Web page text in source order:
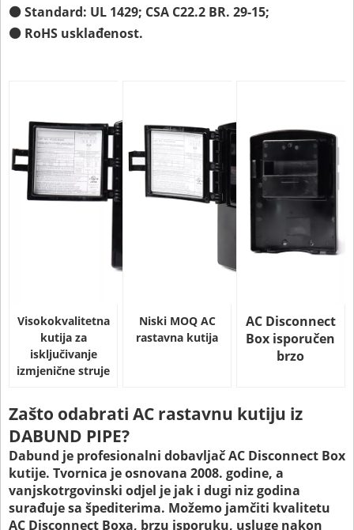
⚫ Standard: UL 1429; CSA C22.2 BR. 29-15;
⚫ RoHS usklađenost.
Visokokvalitetna
kutija za
isključivanje
izmjenične struje
Niski MOQ AC
rastavna kutija
AC Disconnect
Box isporučen
brzo
Zašto odabrati AC rastavnu kutiju iz
DABUND PIPE?
Dabund je profesionalni dobavljač AC Disconnect Box
kutije. Tvornica je osnovana 2008. godine, a
vanjskotrgovinski odjel je jak i dugi niz godina
surađuje sa špediterima. Možemo jamčiti kvalitetu
AC Disconnect Boxa, brzu isporuku, usluge nakon